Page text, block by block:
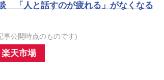
「人と話すのが疲れる」がなくなる
事公開時点のものです)
楽天市場